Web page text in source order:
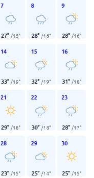
7
27° /15°
8
28° /16°
9
28° /16°
14
33° /19°
15
32° /19°
16
31° /18°
21
29° /18°
22
30° /18°
23
28° /17°
28
23° /15°
29
25° /14°
30
25° /15°